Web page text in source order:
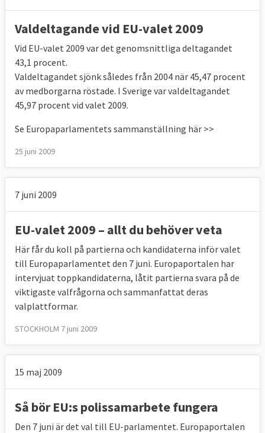
Valdeltagande vid EU-valet 2009
Vid EU-valet 2009 var det genomsnittliga deltagandet
43,1 procent.
Valdeltagandet sjönk således från 2004 när 45,47 procent
av medborgarna röstade. I Sverige var valdeltagandet
45,97 procent vid valet 2009.
Se Europaparlamentets sammanställning här >>
25 juni 2009
7 juni 2009
EU-valet 2009 – allt du behöver veta
Här får du koll på partierna och kandidaterna inför valet
till Europaparlamentet den 7 juni. Europaportalen har
intervjuat toppkandidaterna, låtit partierna svara på de
viktigaste valfrågorna och sammanfattat deras
valplattformar.
STOCKHOLM 7 juni 2009
15 maj 2009
Så bör EU:s polissamarbete fungera
Den 7 juni är det val till EU-parlamentet. Europaportalen